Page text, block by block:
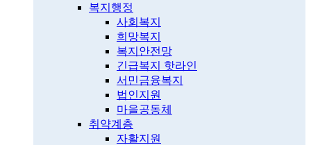
복지행정
사회복지
희망복지
복지안전망
긴급복지 핫라인
서민금융복지
법인지원
마을공동체
취약계층
자활지원